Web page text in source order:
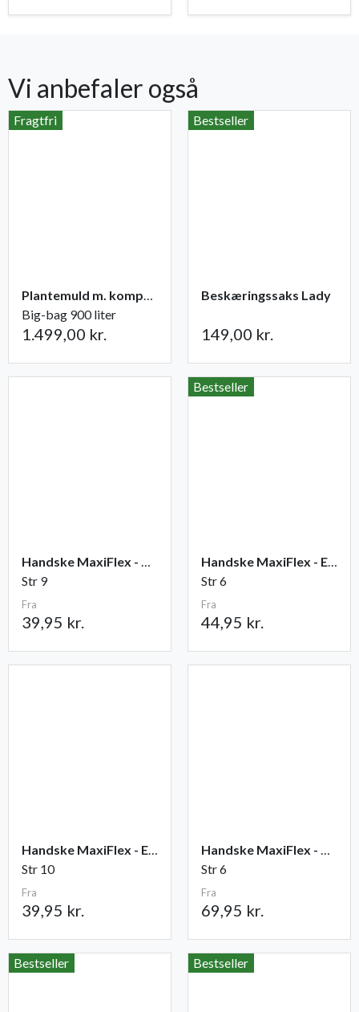
Vi anbefaler også
Fragtfri
Plantemuld m. kompost fra Champost
Big-bag 900 liter
1.499,00 kr.
Bestseller
Beskæringssaks Lady
149,00 kr.
Handske MaxiFlex - Ultimate
Str 9
Fra
39,95 kr.
Bestseller
Handske MaxiFlex - Endurance
Str 6
Fra
44,95 kr.
Handske MaxiFlex - Elite
Str 10
Fra
39,95 kr.
Handske MaxiFlex - Cut
Str 6
Fra
69,95 kr.
Bestseller Bestseller